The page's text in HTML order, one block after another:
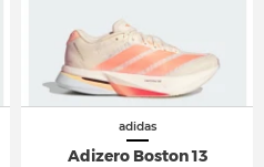
adidas
Adizero Boston 13